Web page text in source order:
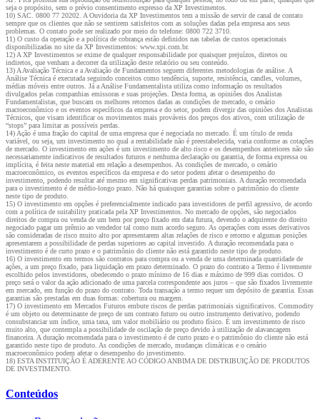
seja o propósito, sem o prévio consentimento expresso da XP Investimentos.
10) SAC. 0800 77 20202. A Ouvidoria da XP Investimentos tem a missão de servir de canal de contato
sempre que os clientes que não se sentirem satisfeitos com as soluções dadas pela empresa aos seus
problemas. O contato pode ser realizado por meio do telefone: 0800 722 3710.
11) O custo da operação e a política de cobrança estão definidos nas tabelas de custos operacionais
disponibilizadas no site da XP Investimentos: www.xpi.com.br.
12) A XP Investimentos se exime de qualquer responsabilidade por quaisquer prejuízos, diretos ou
indiretos, que venham a decorrer da utilização deste relatório ou seu conteúdo.
13) A Avaliação Técnica e a Avaliação de Fundamentos seguem diferentes metodologias de análise. A
Análise Técnica é executada seguindo conceitos como tendência, suporte, resistência, candles, volumes,
médias móveis entre outros. Já a Análise Fundamentalista utiliza como informação os resultados
divulgados pelas companhias emissoras e suas projeções. Desta forma, as opiniões dos Analistas
Fundamentalistas, que buscam os melhores retornos dadas as condições de mercado, o cenário
macroeconômico e os eventos específicos da empresa e do setor, podem divergir das opiniões dos Analistas
Técnicos, que visam identificar os movimentos mais prováveis dos preços dos ativos, com utilização de
“stops” para limitar as possíveis perdas.
14) Ação é uma fração do capital de uma empresa que é negociada no mercado. É um título de renda
variável, ou seja, um investimento no qual a rentabilidade não é preestabelecida, varia conforme as cotações
de mercado. O investimento em ações é um investimento de alto risco e os desempenhos anteriores não são
necessariamente indicativos de resultados futuros e nenhuma declaração ou garantia, de forma expressa ou
implícita, é feita neste material em relação a desempenhos. As condições de mercado, o cenário
macroeconômico, os eventos específicos da empresa e do setor podem afetar o desempenho do
investimento, podendo resultar até mesmo em significativas perdas patrimoniais. A duração recomendada
para o investimento é de médio-longo prazo. Não há quaisquer garantias sobre o patrimônio do cliente
neste tipo de produto.
15) O investimento em opções é preferencialmente indicado para investidores de perfil agressivo, de acordo
com a política de suitability praticada pela XP Investimentos. No mercado de opções, são negociados
direitos de compra ou venda de um bem por preço fixado em data futura, devendo o adquirente do direito
negociado pagar um prêmio ao vendedor tal como num acordo seguro. As operações com esses derivativos
são consideradas de risco muito alto por apresentarem altas relações de risco e retorno e algumas posições
apresentarem a possibilidade de perdas superiores ao capital investido. A duração recomendada para o
investimento é de curto prazo e o patrimônio do cliente não está garantido neste tipo de produto.
16) O investimento em termos são contratos para compra ou a venda de uma determinada quantidade de
ações, a um preço fixado, para liquidação em prazo determinado. O prazo do contrato a Termo é livremente
escolhido pelos investidores, obedecendo o prazo mínimo de 16 dias e máximo de 999 dias corridos. O
preço será o valor da ação adicionado de uma parcela correspondente aos juros – que são fixados livremente
em mercado, em função do prazo do contrato. Toda transação a termo requer um depósito de garantia. Essas
garantias são prestadas em duas formas: cobertura ou margem.
17) O investimento em Mercados Futuros embute riscos de perdas patrimoniais significativos. Commodity
é um objeto ou determinante de preço de um contrato futuro ou outro instrumento derivativo, podendo
consubstanciar um índice, uma taxa, um valor mobiliário ou produto físico. É um investimento de risco
muito alto, que contempla a possibilidade de oscilação de preço devido à utilização de alavancagem
financeira. A duração recomendada para o investimento é de curto prazo e o patrimônio do cliente não está
garantido neste tipo de produto. As condições de mercado, mudanças climáticas e o cenário
macroeconômico podem afetar o desempenho do investimento.
18) ESTA INSTITUIÇÃO É ADERENTE AO CÓDIGO ANBIMA DE DISTRIBUIÇÃO DE PRODUTOS
DE INVESTIMENTO.
Conteúdos